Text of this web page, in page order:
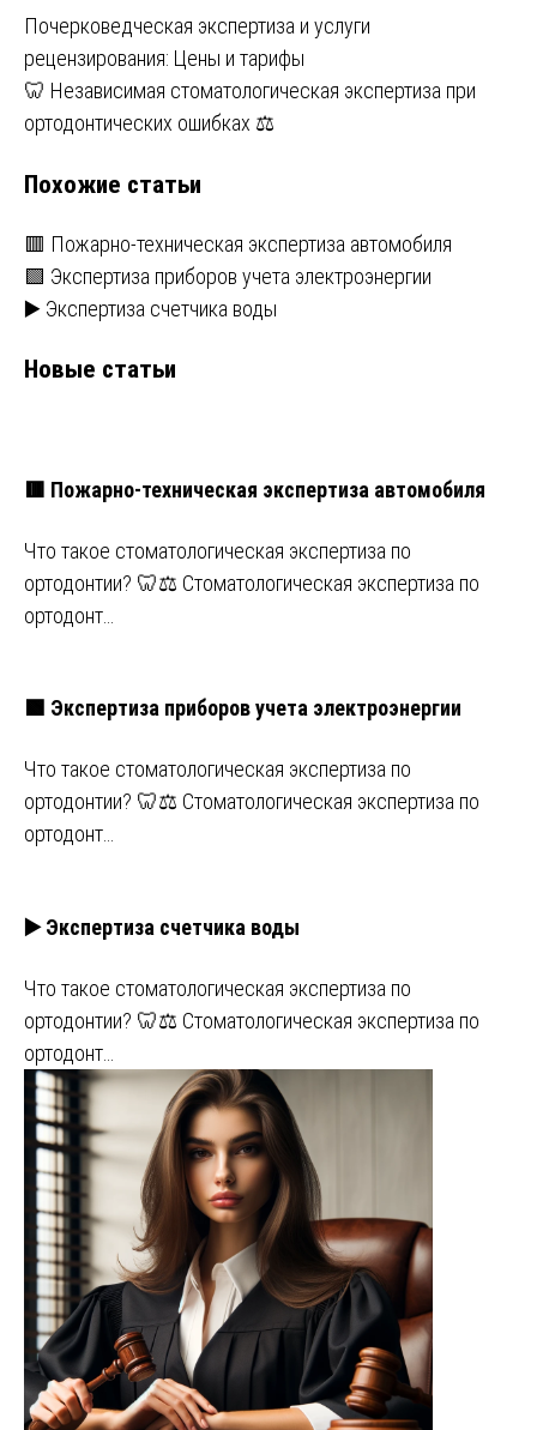
Навигация
по
записям
Почерковедческая экспертиза и услуги
рецензирования: Цены и тарифы
🦷 Независимая стоматологическая экспертиза при
ортодонтических ошибках ⚖️
Похожие статьи
🟥 Пожарно-техническая экспертиза автомобиля
🟩 Экспертиза приборов учета электроэнергии
▶️ Экспертиза счетчика воды
Новые статьи
🟥 Пожарно-техническая экспертиза автомобиля
Что такое стоматологическая экспертиза по
ортодонтии? 🦷⚖️ Стоматологическая экспертиза по
ортодонт…
🟩 Экспертиза приборов учета электроэнергии
Что такое стоматологическая экспертиза по
ортодонтии? 🦷⚖️ Стоматологическая экспертиза по
ортодонт…
▶️ Экспертиза счетчика воды
Что такое стоматологическая экспертиза по
ортодонтии? 🦷⚖️ Стоматологическая экспертиза по
ортодонт…